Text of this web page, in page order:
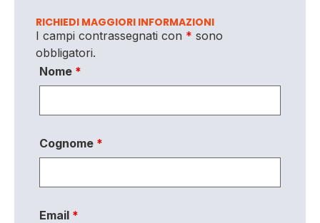
RICHIEDI MAGGIORI INFORMAZIONI
I campi contrassegnati con * sono
obbligatori.
Nome *
Cognome *
Email *